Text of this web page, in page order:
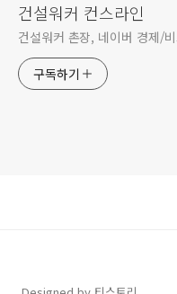
건설워커 컨스라인
건설워커 촌장, 네이버 경제/
구독하기